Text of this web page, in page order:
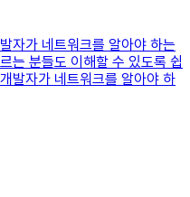
자가 네트워크를 알아야 하는
는 분들도 이해할 수 있도록 쉽
발자가 네트워크를 알아야 하